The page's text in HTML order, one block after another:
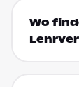
Wo